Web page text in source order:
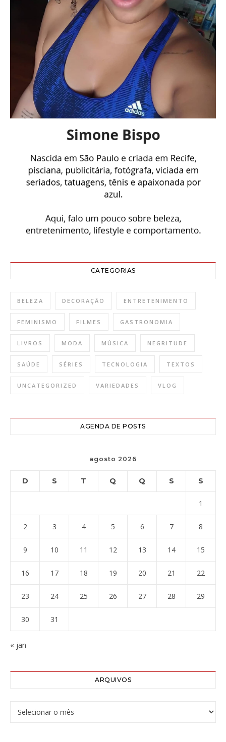
CATEGORIAS
BELEZA DECORAÇÃO ENTRETENIMENTO
FEMINISMO FILMES GASTRONOMIA
LIVROS MODA MÚSICA NEGRITUDE
SAÚDE SÉRIES TECNOLOGIA TEXTOS
UNCATEGORIZED VARIEDADES VLOG
AGENDA DE POSTS
agosto 2026
D S T Q Q S S
1
2 3 4 5 6 7 8
9 10 11 12 13 14 15
16 17 18 19 20 21 22
23 24 25 26 27 28 29
30 31
« jan
ARQUIVOS
Arquivos